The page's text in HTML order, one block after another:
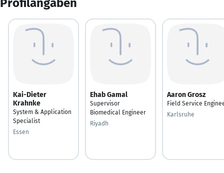
Kai-Dieter
Krahnke
System & Application
Specialist
Essen
Ehab Gamal
Supervisor
Biomedical Engineer
Riyadh
Aaron Grosz
Field Service
Karlsruhe